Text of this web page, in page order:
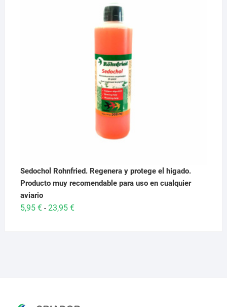
Sedochol Rohnfried. Regenera y protege el higado.
Producto muy recomendable para uso en cualquier
aviario
5,95 € - 23,95 €Rango